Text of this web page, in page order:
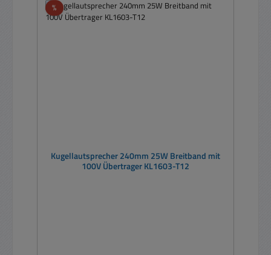
%Rabatt
Kugellautsprecher 240mm 25W Breitband mit
100V Übertrager KL1603-T12